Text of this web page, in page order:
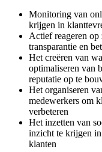
Monitoring van
krijgen in
Actief reageren op
transparantie en
Het creëren van
optimaliseren van
reputatie op te
Het organiseren
medewerkers om
verbeteren
Het inzetten van
inzicht te krijgen in
klanten